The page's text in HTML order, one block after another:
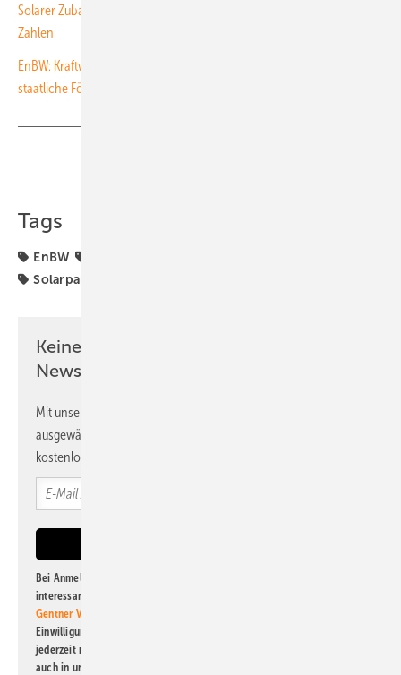
Solarer Zubau in BaWü schwächelt, Brandenburg meldet starke
Zahlen
EnBW: Kraftwerksstandort Philippsburg bekommt Megabatterie ohne
staatliche Förderung
Tags
EnBW
Solarparks
Keine Zeit? Kein Problem mit dem PV
Newsletter!
Mit unserem Newsletter erhalten Sie regelmäßig von uns
ausgewählte Informationen und Neuigkeiten, gebündelt und
kostenlos direkt ins Postfach.
Bei Anmeldung zu diesem Newsletter bin ich damit einverstanden, über
interessante Verlags- und Online-Angebote
Gentner Verlag GmbH & Co. KG
Einwilligung kann ich jederzeit widerrufen und eine Abmeldung ist
jederzeit möglich. Informationen zum Umgang mit Daten finden Sie
auch in unserer